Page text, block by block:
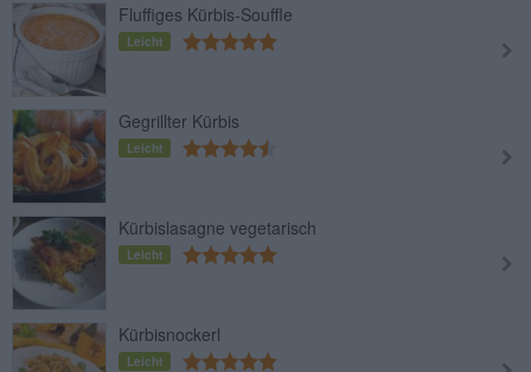
Fluffiges Kürbis-Souffle
Leicht
Gegrillter Kürbis
Leicht
Kürbislasagne vegetarisch
Leicht
Kürbisnockerl
Leicht